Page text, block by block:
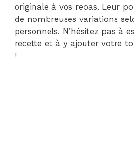
originale à vos repas. Leur
de nombreuses variations
personnels. N’hésitez pas à
recette et à y ajouter votre
!